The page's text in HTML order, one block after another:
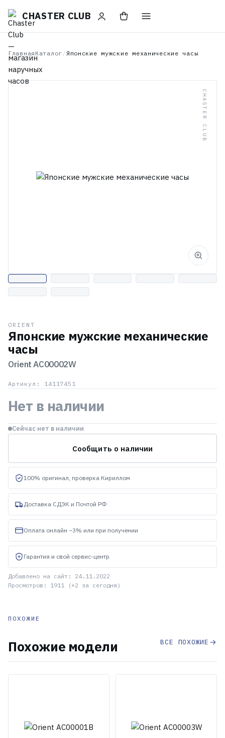
CHASTER CLUB
Главная Каталог /Японские мужские механические часы
CHASTER CLUB
ORIENT
Японские мужские механические
часы
OrientAC00002W
Артикул: 14117451
Нет в наличии
Сейчас нет в наличии
Сообщить о наличии
100% оригинал, проверка Кириллом
Доставка СДЭК и Почтой РФ
Оплата онлайн −3% или при получении
Гарантия и свой сервис-центр
Добавлено на сайт: 24.11.2022
Просмотров: 1911 (+2 за сегодня)
ПОХОЖИЕ
Похожие модели ВСЕ ПОХОЖИЕ